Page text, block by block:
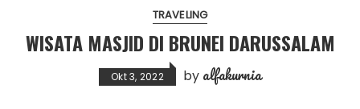
TRAVELING
WISATA MASJID DI BRUNEI DARUSSALAM
Okt 3, 2022 by alfakurnia